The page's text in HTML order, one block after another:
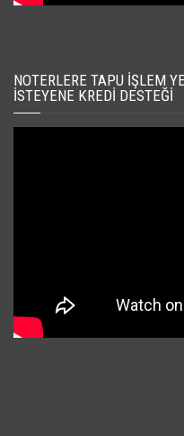
NOTERLERE TAPU İŞLEM
İSTEYENE KREDI DESTEĞI